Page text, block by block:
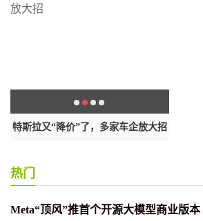
特斯拉又“降价”了，多家车企放大招
热门
Meta“顶风”推首个开源大模型商业版本